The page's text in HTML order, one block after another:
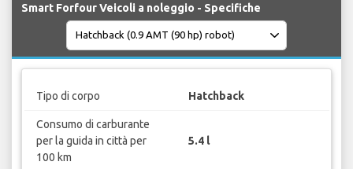
Smart Forfour Veicoli a noleggio - Specifiche
Tipo di corpo Hatchback
Consumo di carburante
per la guida in città per
100 km
5.4 l